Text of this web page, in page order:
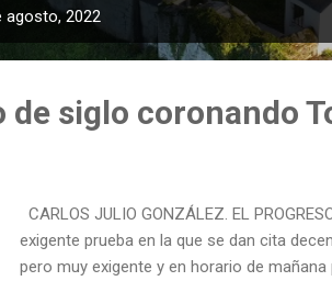
agosto, 2022
de siglo coronando
CARLOS JULIO GONZÁLEZ. EL
exigente prueba en la que se dan cita
pero muy exigente y en horario de